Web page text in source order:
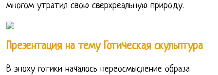
многом утратил свою сверхреальную природу.
Презентация на тему Готическая скульптура
В эпоху готики началось переосмысление образа